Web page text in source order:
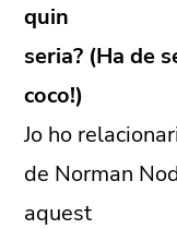
quin
seria? (Ha de
coco!)
Jo ho
de Norman
aquest